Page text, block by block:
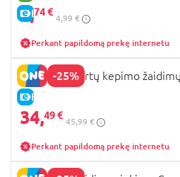
E-KAINA
3,74 €
4,99 €
Perkant papildomą prekę internetu
-25%
E-KAINA
PLAY-DOH tortų kepimo
34,49 €
45,99 €
Perkant papildomą prekę internetu